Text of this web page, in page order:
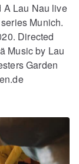
A Lau Nau live
Munich.
Directed
Music by Lau
Garden